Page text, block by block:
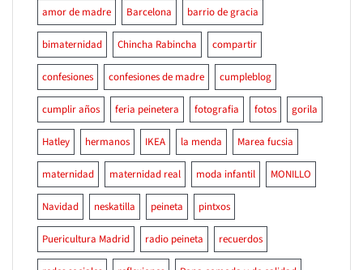
amor de madre Barcelona barrio de gracia
bimaternidad Chincha Rabincha compartir
confesiones confesiones de madre cumpleblog
cumplir años feria peinetera fotografia fotos gorila
Hatley hermanos IKEA la menda Marea fucsia
maternidad maternidad real moda infantil MONILLO
Navidad neskatilla peineta pintxos
Puericultura Madrid radio peineta recuerdos